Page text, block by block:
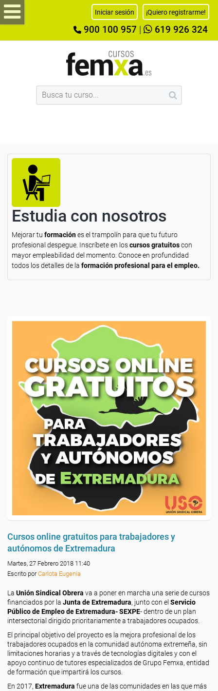
Iniciar sesión ¡Quiero registrarme!
900 100 957 619 926 324
Estudia con nosotros
Mejorar tu formaciónes el trampolín para que tu futuro
profesional despegue. Inscríbete en loscursos gratuitoscon
mayor empleabilidad del momento. Conoce en profundidad
todos los detalles de la formación profesional para el empleo.
Cursos online gratuitos para trabajadores y
autónomos de Extremadura
Martes, 27 Febrero 2018 11:40
Escrito porCarlota Eugenia
La Unión Sindical Obrera va a poner en marcha una serie de cursos
financiados por la Junta de Extremadura, junto con el Servicio
Público de Empleo de Extremadura- SEXPE- dentro de un plan
intersectorial dirigido prioritariamente a trabajadores ocupados.
El principal objetivo del proyecto es la mejora profesional de los
trabajadores ocupados en la comunidad autónoma extremeña, sin
limitaciones horarias y a través de tecnologías digitales y con el
apoyo continuo de tutores especializados de Grupo Femxa, entidad
de formación que impartirá los cursos.
En 2017, Extremadura fue una de las comunidades en las que más